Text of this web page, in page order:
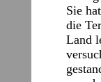
Sie
die
Land